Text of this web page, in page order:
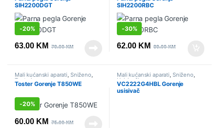
SIH2200DGT
-20%
63.00 KM 79.00KM
SIH2200RBC
-30%
62.00 KM 89.00KM
Mali kućanski aparati, Sniženo,
Tosteri
Toster Gorenje T850WE
-20%
60.00 KM 75.00KM
Mali kućanski aparati, Sniženo,
Usisivači
VC2222G4HBL Gorenje
usisivač